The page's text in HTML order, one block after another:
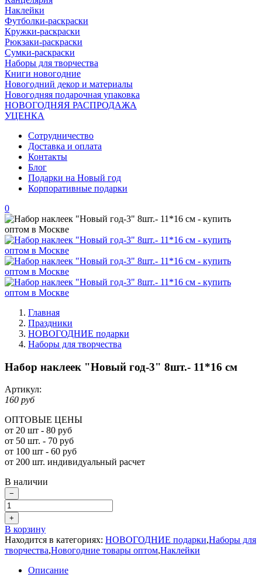
Наклейки
Футболки-раскраски
Кружки-раскраски
Рюкзаки-раскраски
Сумки-раскраски
Наборы для творчества
Книги новогодние
Новогодний декор и материалы
Новогодняя подарочная упаковка
НОВОГОДНЯЯ РАСПРОДАЖА
УЦЕНКА
Сотрудничество
Доставка и оплата
Контакты
Блог
Подарки на Новый год
Корпоративные подарки
0
Главная
Праздники
НОВОГОДНИЕ подарки
Наборы для творчества
Набор наклеек "Новый год-3" 8шт.- 11*16 см
Артикул:
160 руб
ОПТОВЫЕ ЦЕНЫ
от 20 шт - 80 руб
от 50 шт. - 70 руб
от 100 шт - 60 руб
от 200 шт. индивидуальный расчет
В наличии
−
+
В корзину
Находится в категориях: НОВОГОДНИЕ подарки,Наборы для
творчества,Новогодние товары оптом,Наклейки
Описание